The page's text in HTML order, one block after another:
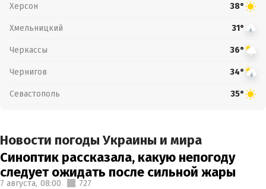
Херсон 38°
Хмельницкий 31°
Черкассы 36°
Чернигов 34°
Севастополь 35°
Новости погоды Украины и мира
Синоптик рассказала, какую непогоду
следует ожидать после сильной жары
7 августа, 08:00 727